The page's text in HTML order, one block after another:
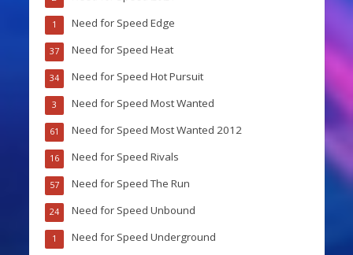
Need for Speed Edge
1
Need for Speed Heat
37
Need for Speed Hot Pursuit
34
Need for Speed Most Wanted
3
Need for Speed Most Wanted 2012
61
Need for Speed Rivals
16
Need for Speed The Run
57
Need for Speed Unbound
24
Need for Speed Underground
1